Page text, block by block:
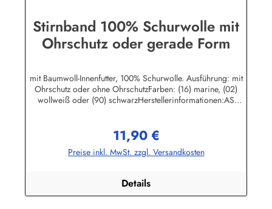
Stirnband 100% Schurwolle mit
Ohrschutz oder gerade Form
mit Baumwoll-Innenfutter, 100% Schurwolle. Ausführung: mit
Ohrschutz oder ohne OhrschutzFarben: (16) marine, (02)
wollweiß oder (90) schwarzHerstellerinformationen:AS
Regulärer Preis:
11,90 €
Preise inkl. MwSt. zzgl. Versandkosten
Details